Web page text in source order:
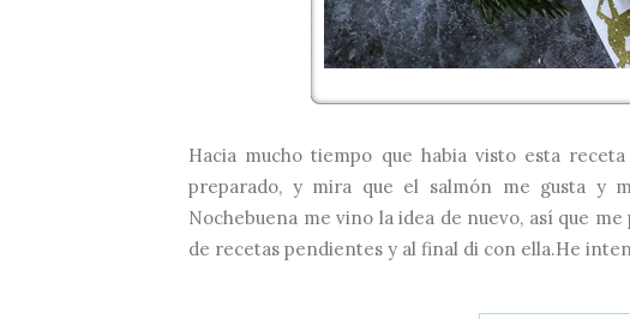
Hacia mucho tiempo que habia visto esta
preparado, y mira que el salmón me gusta y
Nochebuena me vino la idea de nuevo, así que
de recetas pendientes y al final di con ella.He